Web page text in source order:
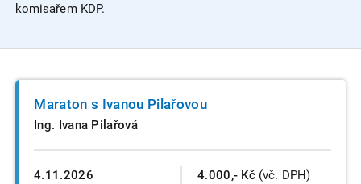
komisařem KDP.
4.11.2026
Maraton s Ivanou Pilařovou
Ing. Ivana Pilařová
4.000,- Kč (vč. DPH)